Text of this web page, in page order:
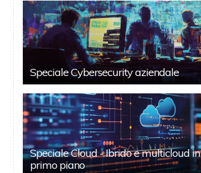
Speciale Cybersecurity aziendale
Speciale Cloud - Ibrido e multicloud in
primo piano